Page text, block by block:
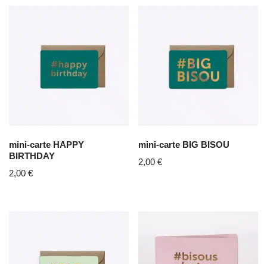
mini-carte HAPPY
BIRTHDAY
2,00 €
mini-carte BIG BISOU
2,00€